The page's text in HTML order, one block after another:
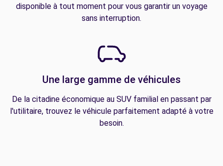
disponible à tout moment pour vous garantir un voyage
sans interruption.
Une large gamme de véhicules
De la citadine économique au SUV familial en passant par
l'utilitaire, trouvez le véhicule parfaitement adapté à votre
besoin.